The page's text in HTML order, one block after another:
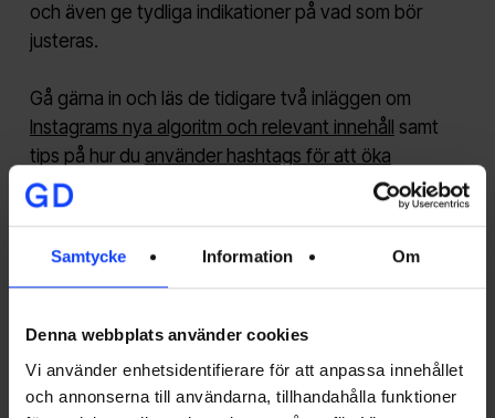
Samtycke Information Om
Denna webbplats använder cookies
Vi använder enhetsidentifierare för att anpassa innehållet
och annonserna till användarna, tillhandahålla funktioner
och även ge tydliga indikationer på vad som bör
justeras.
Gå gärna in och läs de tidigare två inläggen om
Instagrams nya algoritm och relevant innehåll samt
tips på hur du använder hashtags för att öka
synligheten